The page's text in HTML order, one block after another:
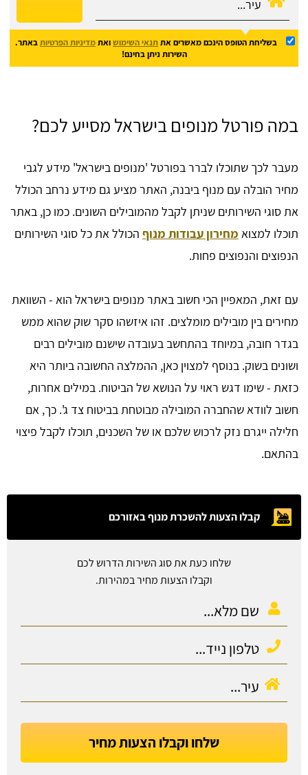
בשליחת הטופס הינכם מאשרים אתתנאי השימושואתמדיניות הפרטיותבאתר.
השירות ניתן בחינם!
במה פורטל מנופים בישראל מסייע לכם?
מעבר לכך שתוכלו לברר בפורטל 'מנופים בישראל' מידע לגבי
מחיר הובלה עם מנוף ביבנה, האתר מציע גם מידע נרחב הכולל
את סוגי השירותים שניתן לקבל מהמובילים השונים. כמו כן, באתר
תוכלו למצוא מחירון עבודות מנוף הכולל את כל סוגי השירותים
הנפוצים והנפוצים פחות.
עם זאת, המאפיין הכי חשוב באתר מנופים בישראל הוא - השוואת
מחירים בין מובילים מומלצים. זהו איזשהו סקר שוק שהוא ממש
בגדר חובה, במיוחד בהתחשב בעובדה שישנם מובילים רבים
ושונים בשוק. בנוסף למצוין כאן, ההמלצה החשובה ביותר היא
כזאת - שימו דגש ראוי על הנושא של הביטוח. במילים אחרות,
חשוב לוודא שהחברה המובילה מבוטחת בביטוח צד ג'. כך, אם
חלילה ייגרם נזק לרכוש שלכם או של השכנים, תוכלו לקבל פיצוי
בהתאם.
קבלו הצעות להשכרת מנוף באזורכם
שלחו כעת את סוג השירות הדרוש לכם
וקבלו הצעות מחיר במהירות.
שלחו וקבלו הצעות מחיר